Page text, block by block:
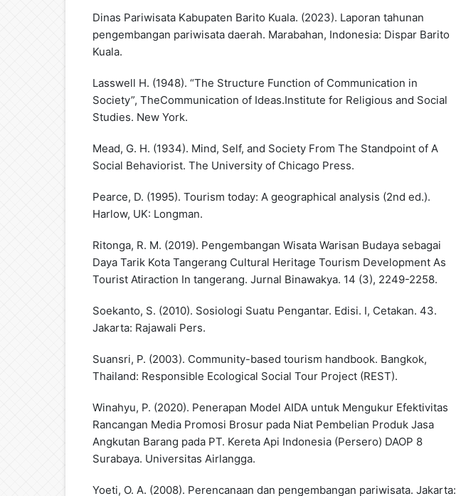
Dinas Pariwisata Kabupaten Barito Kuala. (2023). Laporan tahunan
pengembangan pariwisata daerah. Marabahan, Indonesia: Dispar Barito
Kuala.
Lasswell H. (1948). “The Structure Function of Communication in
Society”, TheCommunication of Ideas.Institute for Religious and Social
Studies. New York.
Mead, G. H. (1934). Mind, Self, and Society From The Standpoint of A
Social Behaviorist. The University of Chicago Press.
Pearce, D. (1995). Tourism today: A geographical analysis (2nd ed.).
Harlow, UK: Longman.
Ritonga, R. M. (2019). Pengembangan Wisata Warisan Budaya sebagai
Daya Tarik Kota Tangerang Cultural Heritage Tourism Development As
Tourist Atiraction In tangerang. Jurnal Binawakya. 14 (3), 2249-2258.
Soekanto, S. (2010). Sosiologi Suatu Pengantar. Edisi. I, Cetakan. 43.
Jakarta: Rajawali Pers.
Suansri, P. (2003). Community-based tourism handbook. Bangkok,
Thailand: Responsible Ecological Social Tour Project (REST).
Winahyu, P. (2020). Penerapan Model AIDA untuk Mengukur Efektivitas
Rancangan Media Promosi Brosur pada Niat Pembelian Produk Jasa
Angkutan Barang pada PT. Kereta Api Indonesia (Persero) DAOP 8
Surabaya. Universitas Airlangga.
Yoeti, O. A. (2008). Perencanaan dan pengembangan pariwisata. Jakarta: